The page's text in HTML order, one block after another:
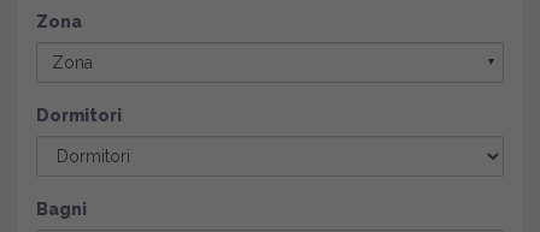
Zona
Zona ▼
Dormitori
Bagni